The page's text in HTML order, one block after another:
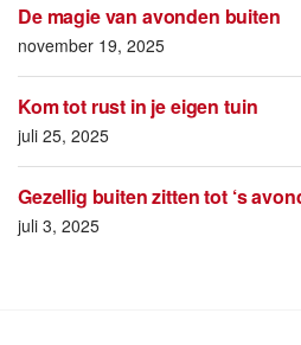
De magie van avonden buiten
november 19, 2025
Kom tot rust in je eigen tuin
juli 25, 2025
Gezellig buiten zitten tot ‘s
juli 3, 2025